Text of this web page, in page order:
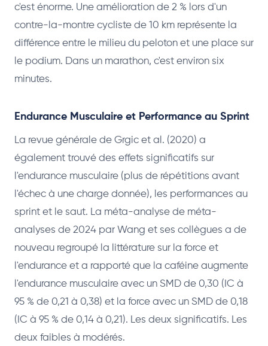
c'est énorme. Une amélioration de 2 % lors d'un
contre-la-montre cycliste de 10 km représente la
différence entre le milieu du peloton et une place sur
le podium. Dans un marathon, c'est environ six
minutes.
Endurance Musculaire et Performance au Sprint
La revue générale de Grgic et al. (2020) a
également trouvé des effets significatifs sur
l'endurance musculaire (plus de répétitions avant
l'échec à une charge donnée), les performances au
sprint et le saut. La méta-analyse de méta-
analyses de 2024 par Wang et ses collègues a de
nouveau regroupé la littérature sur la force et
l'endurance et a rapporté que la caféine augmente
l'endurance musculaire avec un SMD de 0,30 (IC à
95 % de 0,21 à 0,38) et la force avec un SMD de 0,18
(IC à 95 % de 0,14 à 0,21). Les deux significatifs. Les
deux faibles à modérés.